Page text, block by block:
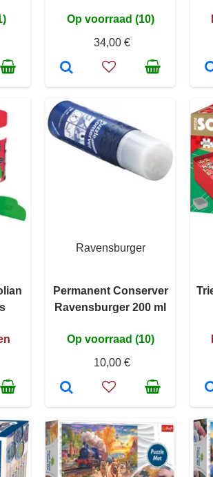
Op voorraad (10)
34,00 €
Ravensburger
Permanent Conserver
Ravensburger 200 ml
Op voorraad (10)
10,00 €